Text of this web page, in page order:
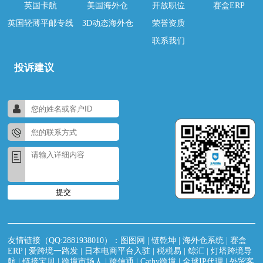
英国卡航
英国轻薄平邮专线
美国海外仓
3D动态海外仓
开放职位
荣誉资质
联系我们
赛盒ERP
投诉建议
提交
友情链接（QQ:2881938010）： 图图网 |链乾坤 |海外仓系统 |赛盒
ERP|爱跨境一路发 日本电商平台入驻 |税税易 |鲸汇 |灯塔跨境导